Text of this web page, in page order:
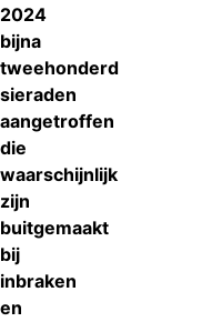
2024
bijna
tweehonderd
sieraden
aangetroffen
die
waarschijnlijk
zijn
buitgemaakt
bij
inbraken
en